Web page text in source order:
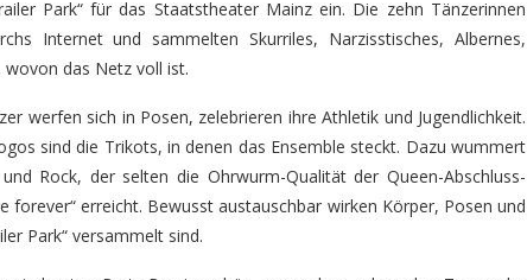
Park“ für das Staatstheater Mainz ein. Die zehn Tänzerinnen
Internet und sammelten Skurriles, Narzisstisches, Albernes,
wovon das Netz voll ist.
werfen sich in Posen, zelebrieren ihre Athletik und Jugendlichkeit.
sind die Trikots, in denen das Ensemble steckt. Dazu wummert
Rock, der selten die Ohrwurm-Qualität der Queen-Abschluss-
forever“ erreicht. Bewusst austauschbar wirken Körper, Posen und
Park“ versammelt sind.